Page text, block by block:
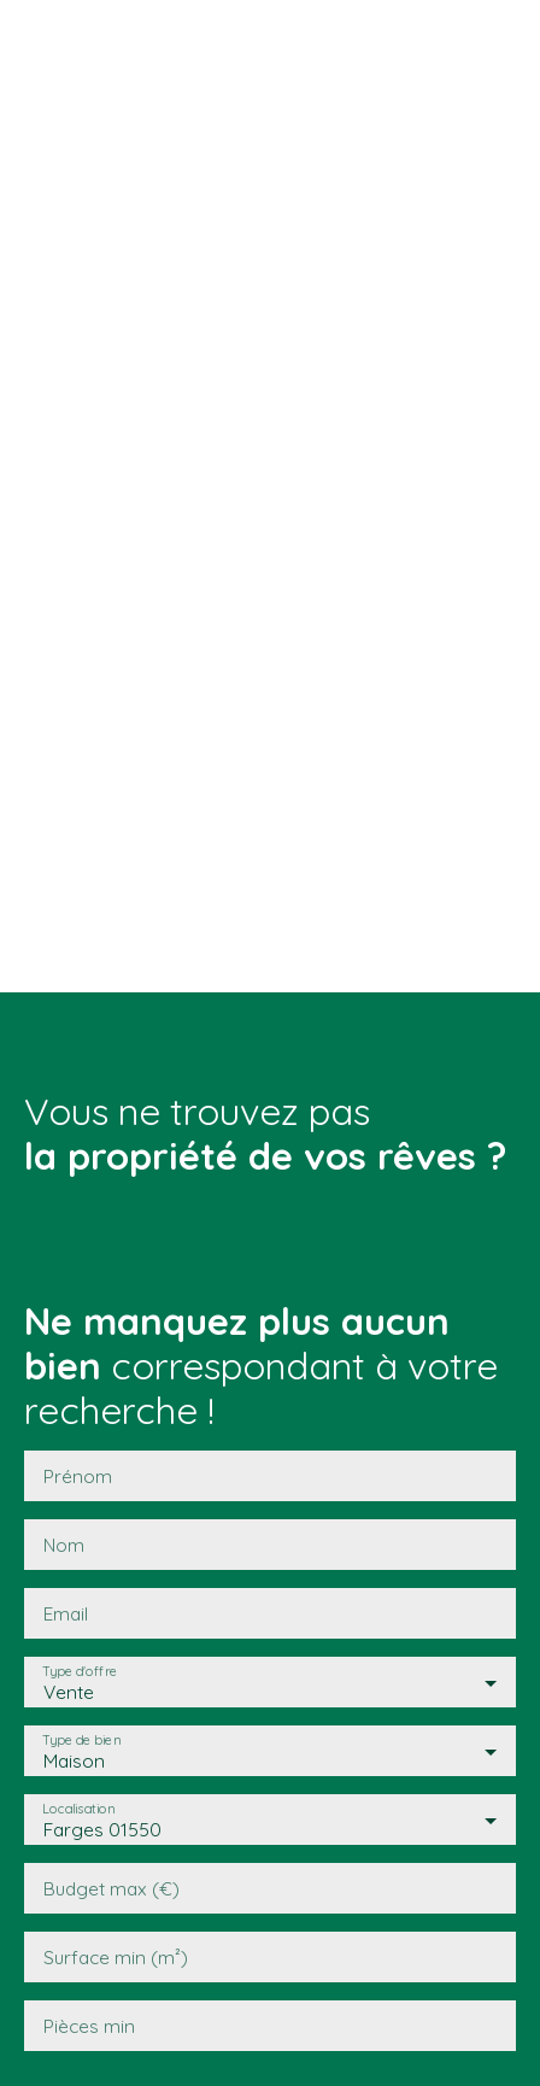
Vous ne trouvez pas
la propriété de vos rêves ?
Ne manquez plus aucun
bien correspondant à votre
recherche !
Prénom
Nom
Email
Vente
Type d'offre
Maison
Type de bien
Farges 01550
Localisation
Budget max (€)
Surface min (m²)
Pièces min